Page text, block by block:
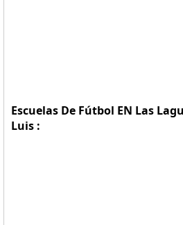
Escuelas De Fútbol EN Las
Luis :